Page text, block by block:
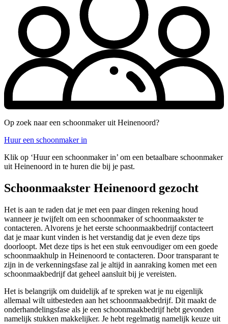
Op zoek naar een schoonmaker uit Heinenoord?
Huur een schoonmaker in
Klik op ‘Huur een schoonmaker in’ om een betaalbare schoonmaker
uit Heinenoord in te huren die bij je past.
Schoonmaakster Heinenoord gezocht
Het is aan te raden dat je met een paar dingen rekening houd
wanneer je twijfelt om een schoonmaker of schoonmaakster te
contacteren. Alvorens je het eerste schoonmaakbedrijf contacteert
dat je maar kunt vinden is het verstandig dat je even deze tips
doorloopt. Met deze tips is het een stuk eenvoudiger om een goede
schoonmaakhulp in Heinenoord te contacteren. Door transparant te
zijn in de verkenningsfase zal je altijd in aanraking komen met een
schoonmaakbedrijf dat geheel aansluit bij je vereisten.
Het is belangrijk om duidelijk af te spreken wat je nu eigenlijk
allemaal wilt uitbesteden aan het schoonmaakbedrijf. Dit maakt de
onderhandelingsfase als je een schoonmaakbedrijf hebt gevonden
namelijk stukken makkelijker. Je hebt regelmatig namelijk keuze uit